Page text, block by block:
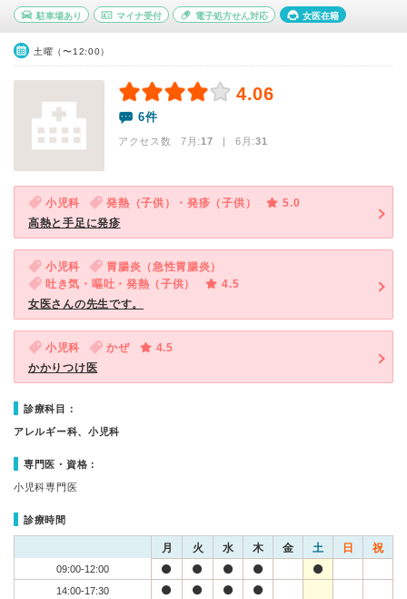
駐車場あり マイナ受付 電子処方せん対応 女医在籍
土曜（〜12:00）
4.06
6件
アクセス数 7月:17 | 6月:31
小児科 発熱（子供）・発疹（子供）
5.0
高熱と手足に発疹
小児科
胃腸炎（急性胃腸炎）
吐き気・嘔吐・発熱（子供）
4.5
女医さんの先生です。
小児科 かぜ
4.5
かかりつけ医
診療科目：
アレルギー科、小児科
専門医・資格：
小児科専門医
診療時間
月 火 水 木 金 土 日 祝
09:00-12:00
14:00-17:30